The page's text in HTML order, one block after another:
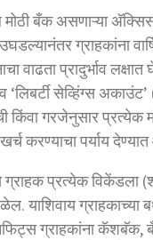
मोठी बँक असणाऱ्या
ग्राहकांना
वाढता प्रादुर्भाव
‘लिबर्टी सेव्हिंग्स
किंवा गरजेनुसार प्रत्येक
करण्याचा पर्याय
ग्राहक प्रत्येक विकेंडला
याशिवाय ग्राहकाच्या
ग्राहकांना कॅशबॅक,